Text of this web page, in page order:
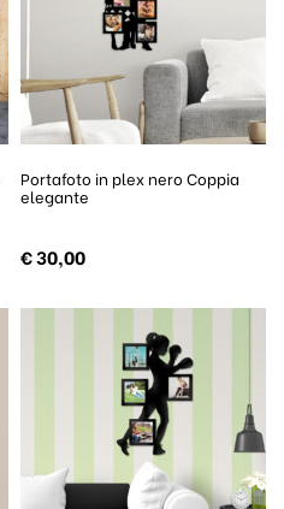
Portafoto in plex nero Coppia
elegante
€30,00